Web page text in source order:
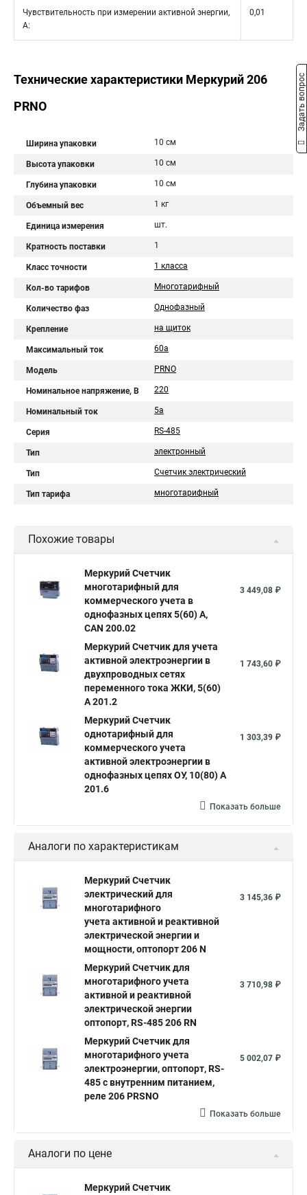
Чувствительность при измерении активной энергии,
А:
0,01
Технические характеристики Меркурий 206
PRNO
Ширина упаковки 10 см
Высота упаковки 10 см
Глубина упаковки 10 см
Объемный вес 1 кг
Единица измерения шт.
Кратность поставки 1
Класс точности 1 класса
Кол-во тарифов Многотарифный
Количество фаз Однофазный
Крепление на щиток
Максимальный ток 60а
Модель PRNO
Номинальное напряжение, В 220
Номинальный ток 5a
Серия RS-485
Тип электронный
Тип Счетчик электрический
Тип тарифа многотарифный
Похожие товары
Меркурий Счетчик
многотарифный для
коммерческого учета в
однофазных цепях 5(60) А,
CAN 200.02
3 449,08 ₽
Меркурий Счетчик для учета
активной электроэнергии в
двухпроводных сетях
переменного тока ЖКИ, 5(60)
А 201.2
1 743,60 ₽
Меркурий Счетчик
однотарифный для
коммерческого учета
активной электроэнергии в
однофазных цепях ОУ, 10(80) А
201.6
1 303,39 ₽
Показать больше
Аналоги по характеристикам
Меркурий Счетчик
электрический для
многотарифного
учета активной и реактивной
электрической энергии и
мощности, оптопорт 206 N
3 145,36 ₽
Меркурий Счетчик для
многотарифного учета
активной и реактивной
электрической энергии
оптопорт, RS-485 206 RN
3 710,98 ₽
Меркурий Счетчик для
многотарифного учета
электроэнергии, оптопорт, RS-
485 с внутренним питанием,
реле 206 PRSNO
5 002,07 ₽
Показать больше
Аналоги по цене
Меркурий Счетчик
Задать вопрос